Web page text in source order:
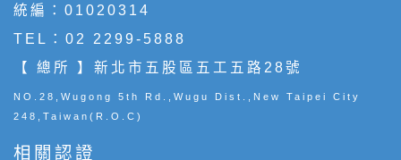
統編：01020314
TEL： 02 2299-5888
【 總所 】新北市五股區五工五路28號
NO.28,Wugong 5th Rd.,Wugu Dist.,New Taipei City
248,Taiwan(R.O.C)
相關認證